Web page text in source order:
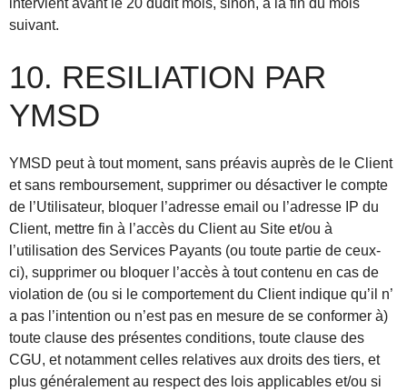
intervient avant le 20 dudit mois, sinon, à la fin du mois
suivant.
10. RESILIATION PAR
YMSD
YMSD peut à tout moment, sans préavis auprès de le Client
et sans remboursement, supprimer ou désactiver le compte
de l’Utilisateur, bloquer l’adresse email ou l’adresse IP du
Client, mettre fin à l’accès du Client au Site et/ou à
l’utilisation des Services Payants (ou toute partie de ceux-
ci), supprimer ou bloquer l’accès à tout contenu en cas de
violation de (ou si le comportement du Client indique qu’il n’
a pas l’intention ou n’est pas en mesure de se conformer à)
toute clause des présentes conditions, toute clause des
CGU, et notamment celles relatives aux droits des tiers, et
plus généralement au respect des lois applicables et/ou si